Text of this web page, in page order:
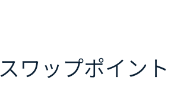
スワップポイント